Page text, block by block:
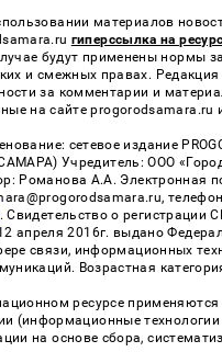
материалов
гиперссылка на
будут применены нормы
и смежных правах. Редакция
за комментарии и
на сайте progorodsamara.ru
сетевое издание
Учредитель: ООО
Романова А.А. Электронная
. Свидетельство о
апреля 2016г. выдано
связи, информационных
Возрастная
ресурсе применяются
(информационные
на основе сбора,